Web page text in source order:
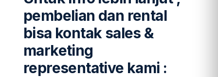
pembelian dan rental
bisa kontak sales &
marketing
representative kami :